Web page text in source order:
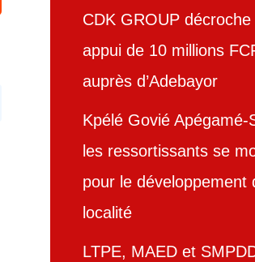
CDK GROUP décroche
appui de 10 millions
auprès d’Adebayor
Kpélé Govié Apégamé-
les ressortissants se
pour le développement
localité
LTPE, MAED et